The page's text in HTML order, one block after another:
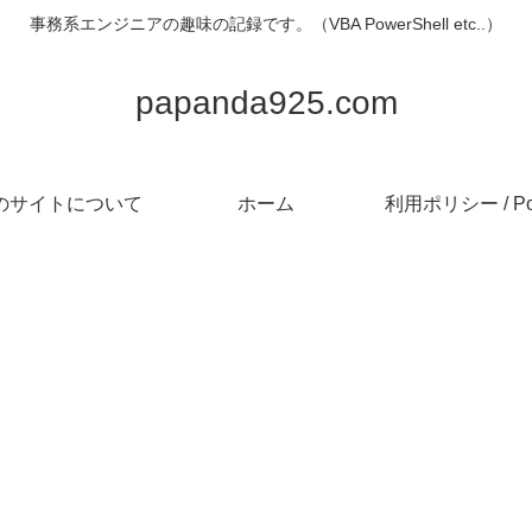
事務系エンジニアの趣味の記録です。（VBA PowerShell etc..）
papanda925.com
サイトについて ホーム 利用ポリシー /